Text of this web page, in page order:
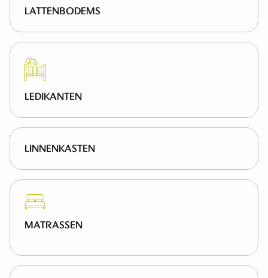
LATTENBODEMS
LEDIKANTEN
LINNENKASTEN
MATRASSEN